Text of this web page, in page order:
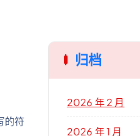
的符
归档
2026 年 2 月
2026 年 1 月